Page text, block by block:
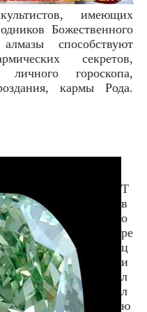
имеющих
Божественного
способствуют
секретов,
личного гороскопа,
кармы Рода.
Т
в
о
ре
ц
и
л
л
ю